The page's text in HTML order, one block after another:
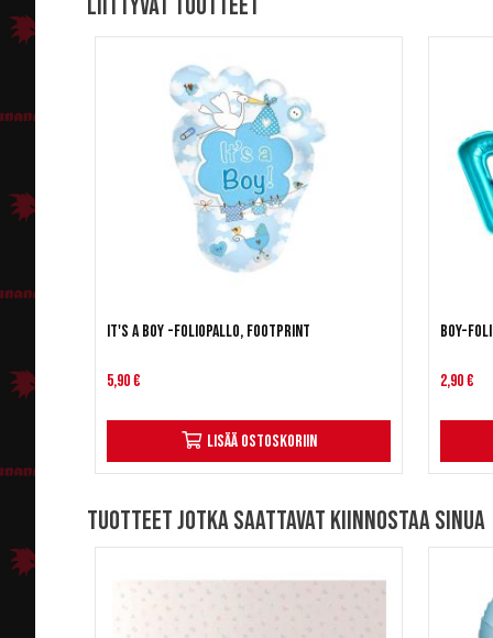
It's a Boy -foliopallo, footprint
5,90 €
Lisää ostoskoriin
BOY-
2,90 €
Tuotteet jotka saattavat kiinnostaa sinua